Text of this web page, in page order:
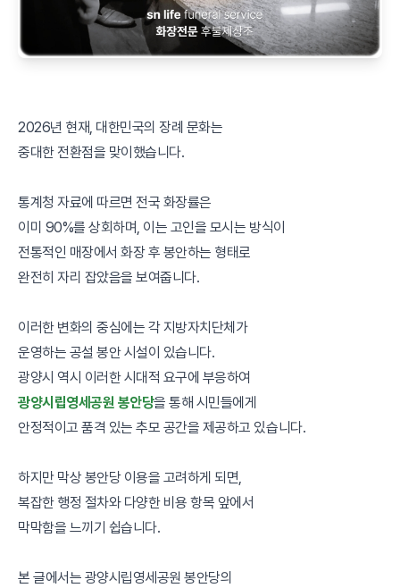
2026년 현재, 대한민국의 장례 문화는
중대한 전환점을 맞이했습니다.
통계청 자료에 따르면 전국 화장률은
이미 90%를 상회하며, 이는 고인을 모시는 방식이
전통적인 매장에서 화장 후 봉안하는 형태로
완전히 자리 잡았음을 보여줍니다.
이러한 변화의 중심에는 각 지방자치단체가
운영하는 공설 봉안 시설이 있습니다.
광양시 역시 이러한 시대적 요구에 부응하여
광양시립영세공원 봉안당을 통해 시민들에게
안정적이고 품격 있는 추모 공간을 제공하고 있습니다.
하지만 막상 봉안당 이용을 고려하게 되면,
복잡한 행정 절차와 다양한 비용 항목 앞에서
막막함을 느끼기 쉽습니다.
본 글에서는 광양시립영세공원 봉안당의